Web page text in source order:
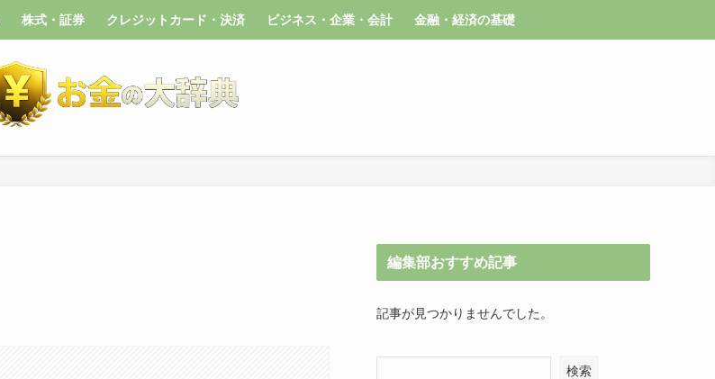
株式・証券 クレジットカード・決済 ビジネス・企業・会計 金融・経済の基礎
編集部おすすめ記事
記事が見つかりませんでした。
検索